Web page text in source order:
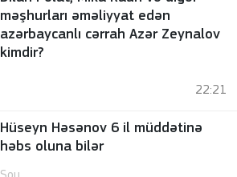
məşhurları əməliyyat edən
azərbaycanlı cərrah Azər Zeynalov
kimdir?
22:21
Hüseyn Həsənov 6 il müddətinə
həbs oluna bilər